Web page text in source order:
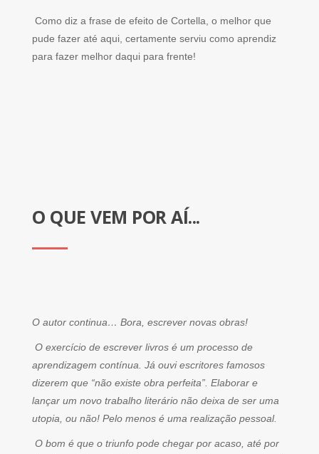
Como diz a frase de efeito de Cortella, o melhor que
pude fazer até aqui, certamente serviu como aprendiz
para fazer melhor daqui para frente!
O QUE VEM POR AÍ...
O autor continua… Bora, escrever novas obras!
O exercício de escrever livros é um processo de
aprendizagem contínua. Já ouvi escritores famosos
dizerem que “não existe obra perfeita”. Elaborar e
lançar um novo trabalho literário não deixa de ser uma
utopia, ou não! Pelo menos é uma realização pessoal.
O bom é que o triunfo pode chegar por acaso, até por